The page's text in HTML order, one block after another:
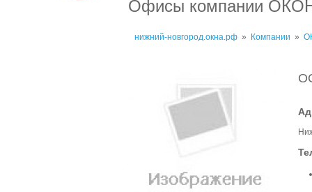
Офисы компании
нижний-новгород.окна.рф » Компании »